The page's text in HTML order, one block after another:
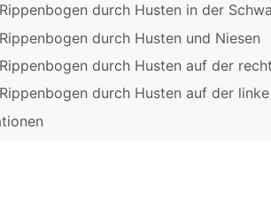
durch Husten in der
durch Husten und Niesen
durch Husten auf der
durch Husten auf der